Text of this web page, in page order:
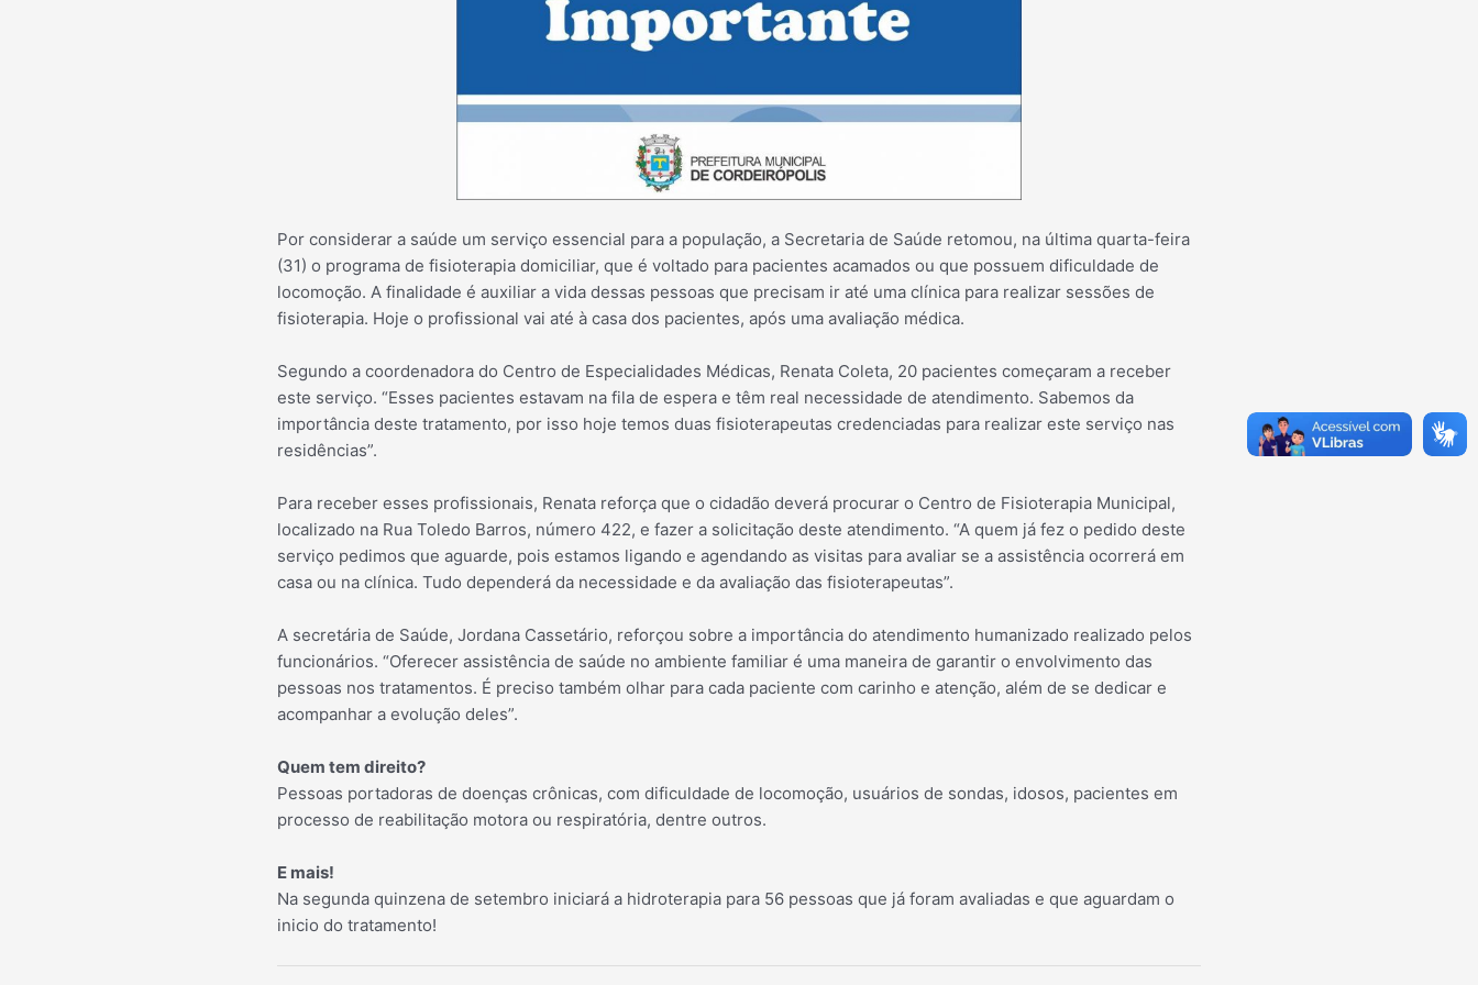
Por considerar a saúde um serviço essencial para a população, a Secretaria de Saúde retomou, na última quarta-feira
(31) o programa de fisioterapia domiciliar, que é voltado para pacientes acamados ou que possuem dificuldade de
locomoção. A finalidade é auxiliar a vida dessas pessoas que precisam ir até uma clínica para realizar sessões de
fisioterapia. Hoje o profissional vai até à casa dos pacientes, após uma avaliação médica.
Segundo a coordenadora do Centro de Especialidades Médicas, Renata Coleta, 20 pacientes começaram a receber
este serviço. “Esses pacientes estavam na fila de espera e têm real necessidade de atendimento. Sabemos da
importância deste tratamento, por isso hoje temos duas fisioterapeutas credenciadas para realizar este serviço nas
residências”.
Para receber esses profissionais, Renata reforça que o cidadão deverá procurar o Centro de Fisioterapia Municipal,
localizado na Rua Toledo Barros, número 422, e fazer a solicitação deste atendimento. “A quem já fez o pedido deste
serviço pedimos que aguarde, pois estamos ligando e agendando as visitas para avaliar se a assistência ocorrerá em
casa ou na clínica. Tudo dependerá da necessidade e da avaliação das fisioterapeutas”.
A secretária de Saúde, Jordana Cassetário, reforçou sobre a importância do atendimento humanizado realizado pelos
funcionários. “Oferecer assistência de saúde no ambiente familiar é uma maneira de garantir o envolvimento das
pessoas nos tratamentos. É preciso também olhar para cada paciente com carinho e atenção, além de se dedicar e
acompanhar a evolução deles”.
Quem tem direito?
Pessoas portadoras de doenças crônicas, com dificuldade de locomoção, usuários de sondas, idosos, pacientes em
processo de reabilitação motora ou respiratória, dentre outros.
E mais!
Na segunda quinzena de setembro iniciará a hidroterapia para 56 pessoas que já foram avaliadas e que aguardam o
inicio do tratamento!